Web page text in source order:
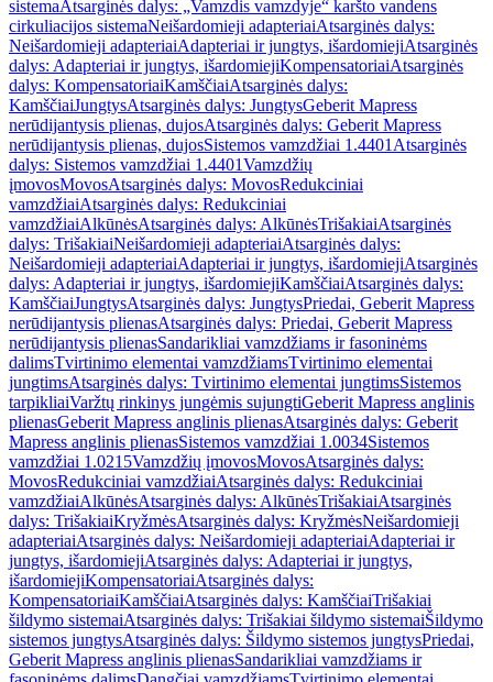
sistemaAtsarginės dalys: „Vamzdis vamzdyje“ karšto vandens
cirkuliacijos sistemaNeišardomieji adapteriaiAtsarginės dalys:
Neišardomieji adapteriaiAdapteriai ir jungtys, išardomiejiAtsarginės
dalys: Adapteriai ir jungtys, išardomiejiKompensatoriaiAtsarginės
dalys: KompensatoriaiKamščiaiAtsarginės dalys:
KamščiaiJungtysAtsarginės dalys: JungtysGeberit Mapress
nerūdijantysis plienas, dujosAtsarginės dalys: Geberit Mapress
nerūdijantysis plienas, dujosSistemos vamzdžiai 1.4401 Atsarginės
dalys: Sistemos vamzdžiai 1.4401Vamzdžių
įmovosMovosAtsarginės dalys: MovosRedukciniai
vamzdžiaiAtsarginės dalys: Redukciniai
vamzdžiaiAlkūnėsAtsarginės dalys: AlkūnėsTrišakiaiAtsarginės
dalys: TrišakiaiNeišardomieji adapteriaiAtsarginės dalys:
Neišardomieji adapteriaiAdapteriai ir jungtys, išardomiejiAtsarginės
dalys: Adapteriai ir jungtys, išardomiejiKamščiaiAtsarginės dalys:
KamščiaiJungtysAtsarginės dalys: JungtysPriedai, Geberit Mapress
nerūdijantysis plienasAtsarginės dalys: Priedai, Geberit Mapress
nerūdijantysis plienasSandarikliai vamzdžiams ir fasoninėms
dalimsTvirtinimo elementai vamzdžiamsTvirtinimo elementai
jungtimsAtsarginės dalys: Tvirtinimo elementai jungtimsSistemos
tarpikliaiVaržtų rinkinys jungėmis sujungtiGeberit Mapress anglinis
plienasGeberit Mapress anglinis plienasAtsarginės dalys: Geberit
Mapress anglinis plienasSistemos vamzdžiai 1.0034Sistemos
vamzdžiai 1.0215Vamzdžių įmovosMovosAtsarginės dalys:
MovosRedukciniai vamzdžiaiAtsarginės dalys: Redukciniai
vamzdžiaiAlkūnėsAtsarginės dalys: AlkūnėsTrišakiaiAtsarginės
dalys: TrišakiaiKryžmėsAtsarginės dalys: KryžmėsNeišardomieji
adapteriaiAtsarginės dalys: Neišardomieji adapteriaiAdapteriai ir
jungtys, išardomiejiAtsarginės dalys: Adapteriai ir jungtys,
išardomiejiKompensatoriaiAtsarginės dalys:
KompensatoriaiKamščiaiAtsarginės dalys: KamščiaiTrišakiai
šildymo sistemaiAtsarginės dalys: Trišakiai šildymo sistemaiŠildymo
sistemos jungtysAtsarginės dalys: Šildymo sistemos jungtysPriedai,
Geberit Mapress anglinis plienasSandarikliai vamzdžiams ir